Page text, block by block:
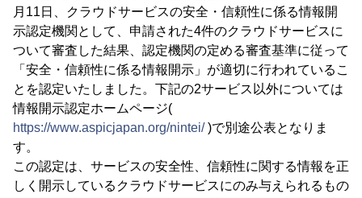
月11日、クラウドサービスの安全・信頼性に係る情報開
示認定機関として、申請された4件のクラウドサービスに
ついて審査した結果、認定機関の定める審査基準に従って
「安全・信頼性に係る情報開示」が適切に行われているこ
とを認定いたしました。下記の2サービス以外については
情報開示認定ホームページ(
https://www.aspicjapan.org/nintei/)で別途公表となりま
す。
この認定は、サービスの安全性、信頼性に関する情報を正
しく開示しているクラウドサービスにのみ与えられるもの